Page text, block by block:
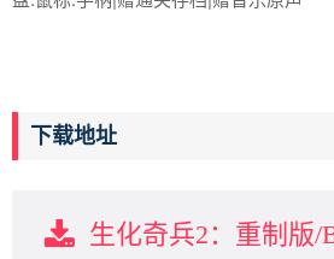
下载地址
生化奇兵2：重制版/BioShock